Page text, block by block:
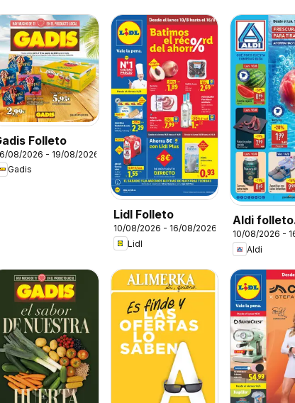
Folleto
08/2026 - 19/08/2026
Gadis
Lidl Folleto
10/08/2026 - 16/08/2026
Lidl
Aldi folleto
Península
10/08/2026 -
Aldi